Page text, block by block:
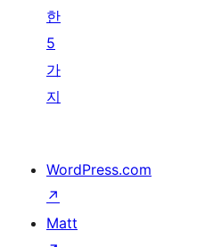
한
5
가
지
WordPress.com
↗
Matt